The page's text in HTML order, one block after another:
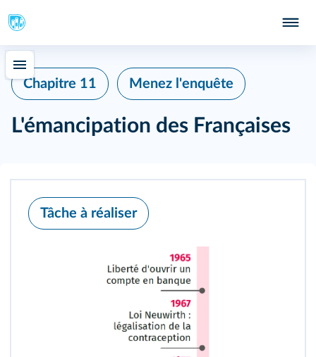
Chapitre 11 Menez l'enquête
L'émancipation des Françaises
Tâche à réaliser